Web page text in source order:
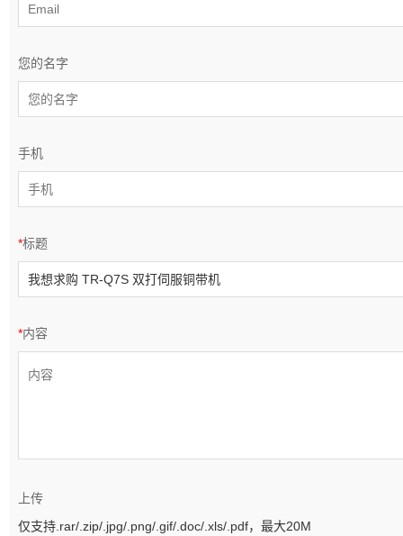
您的名字
手机
*标题
*内容
上传
仅支持.rar/.zip/.jpg/.png/.gif/.doc/.xls/.pdf，最大20M